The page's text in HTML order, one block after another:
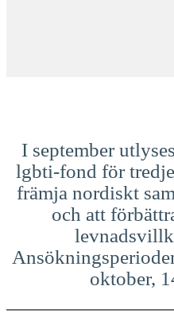
I september
lgbti-fond för
främja nordiskt
och att
oktober,